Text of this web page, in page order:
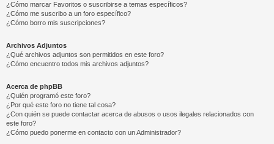
¿Cómo marcar Favoritos o suscribirse a temas específicos?
¿Cómo me suscribo a un foro específico?
¿Cómo borro mis suscripciones?
Archivos Adjuntos
¿Qué archivos adjuntos son permitidos en este foro?
¿Cómo encuentro todos mis archivos adjuntos?
Acerca de phpBB
¿Quién programó este foro?
¿Por qué este foro no tiene tal cosa?
¿Con quién se puede contactar acerca de abusos o usos ilegales relacionados con
este foro?
¿Cómo puedo ponerme en contacto con un Administrador?